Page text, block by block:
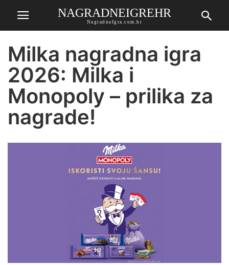
NAGRADNEIGREHR
NagradnaIgra.com.hr
Milka nagradna igra
2026: Milka i
Monopoly – prilika za
nagrade!